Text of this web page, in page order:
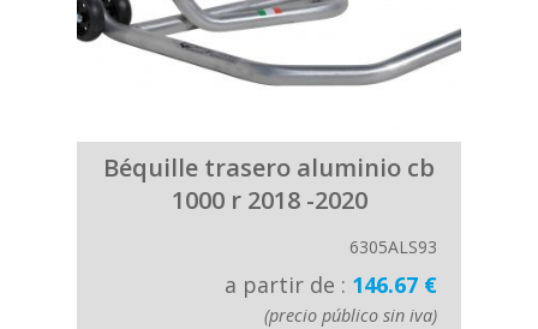
Béquille trasero aluminio cb
1000 r 2018 -2020
6305ALS93
a partir de : 146.67 €
(precio público sin iva)